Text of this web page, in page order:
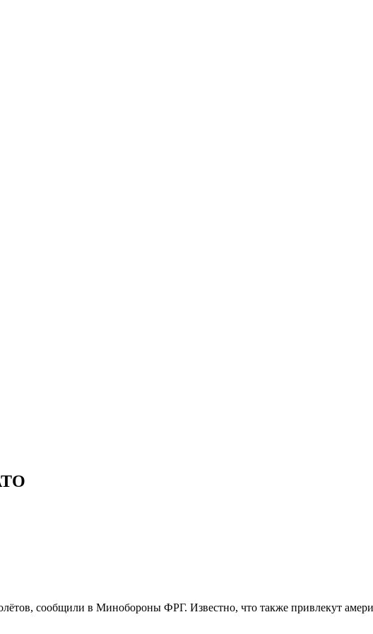
сообщили в Минобороны ФРГ. Известно, что также привлекут